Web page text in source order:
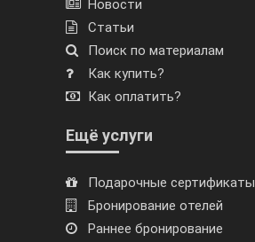
Новости
Статьи
Поиск по материалам
Как купить?
Как оплатить?
Ещё услуги
Подарочные сертификаты
Бронирование отелей
Раннее бронирование